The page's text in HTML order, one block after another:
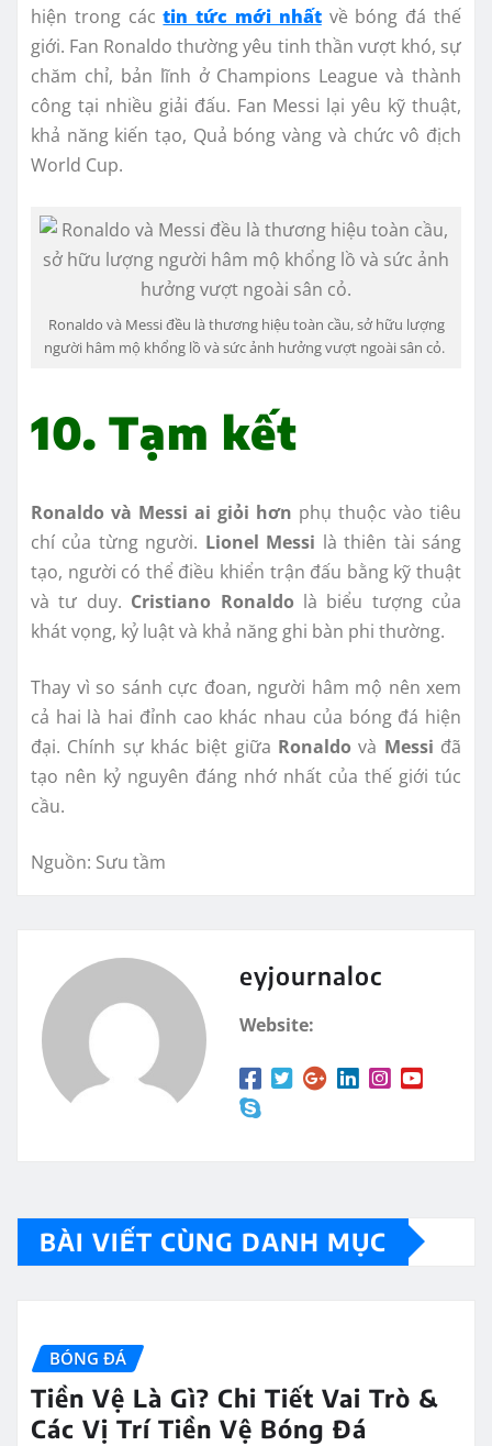
hiện trong cáctin tức mới nhấtvề bóng đá thế
giới. Fan Ronaldo thường yêu tinh thần vượt khó, sự
chăm chỉ, bản lĩnh ở Champions League và thành
công tại nhiều giải đấu. Fan Messi lại yêu kỹ thuật,
khả năng kiến tạo, Quả bóng vàng và chức vô địch
World Cup.
Ronaldo và Messi đều là thương hiệu toàn cầu, sở hữu lượng
người hâm mộ khổng lồ và sức ảnh hưởng vượt ngoài sân cỏ.
10. Tạm kết
Ronaldo và Messi ai giỏi hơn phụ thuộc vào tiêu
chí của từng người. Lionel Messi là thiên tài sáng
tạo, người có thể điều khiển trận đấu bằng kỹ thuật
và tư duy. Cristiano Ronaldo là biểu tượng của
khát vọng, kỷ luật và khả năng ghi bàn phi thường.
Thay vì so sánh cực đoan, người hâm mộ nên xem
cả hai là hai đỉnh cao khác nhau của bóng đá hiện
đại. Chính sự khác biệt giữa Ronaldo và Messi đã
tạo nên kỷ nguyên đáng nhớ nhất của thế giới túc
cầu.
Nguồn: Sưu tầm
eyjournaloc
Website:
BÀI VIẾT CÙNG DANH MỤC
BÓNG ĐÁ
Tiền Vệ Là Gì? Chi Tiết Vai Trò &
Các Vị Trí Tiền Vệ Bóng Đá